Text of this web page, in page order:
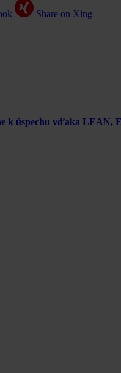
Share on Xing
k úspechu vďaka LEAN,